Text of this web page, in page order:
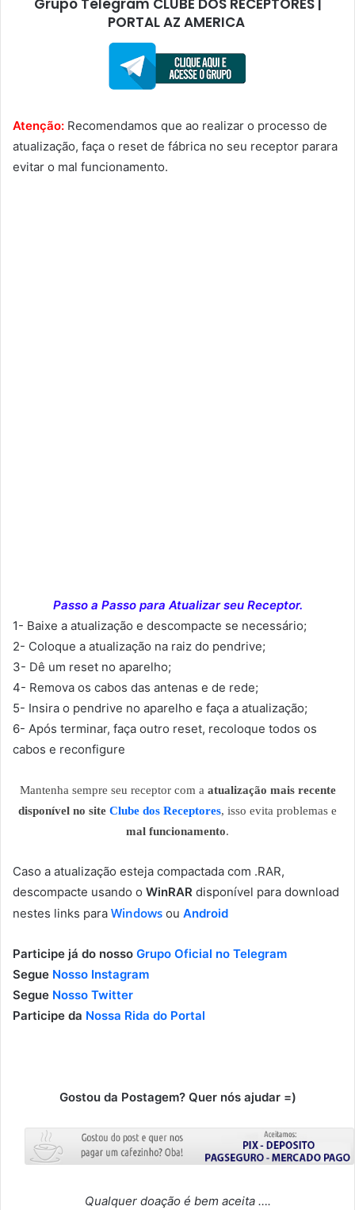
Grupo Telegram CLUBE DOS RECEPTORES |
PORTAL AZ AMERICA
Atenção: Recomendamos que ao realizar o processo de
atualização, faça o reset de fábrica no seu receptor parara
evitar o mal funcionamento.
Passo a Passo para Atualizar seu Receptor.
1- Baixe a atualização e descompacte se necessário;
2- Coloque a atualização na raiz do pendrive;
3- Dê um reset no aparelho;
4- Remova os cabos das antenas e de rede;
5- Insira o pendrive no aparelho e faça a atualização;
6- Após terminar, faça outro reset, recoloque todos os
cabos e reconfigure
Mantenha sempre seu receptor com a atualização mais recente
disponível no site Clube dos Receptores, isso evita problemas e
mal funcionamento.
Caso a atualização esteja compactada com .RAR,
descompacte usando o WinRAR disponível para download
nestes links para Windows ou Android
Participe já do nosso Grupo Oficial no Telegram
Segue Nosso Instagram
Segue Nosso Twitter
Participe da Nossa Rida do Portal
Gostou da Postagem? Quer nós ajudar =)
Qualquer doação é bem aceita ….